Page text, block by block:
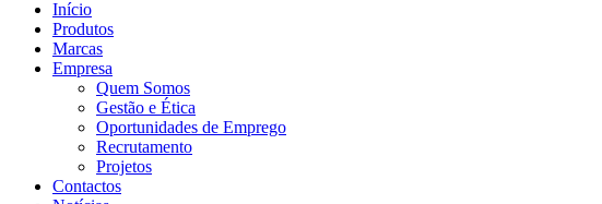
Início
Produtos
Marcas
Empresa
Quem Somos
Gestão e Ética
Oportunidades de Emprego
Recrutamento
Projetos
Contactos